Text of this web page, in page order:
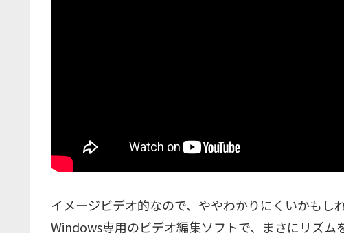
イメージビデオ的なので、ややわかりにくいかもし
Windows専用のビデオ編集ソフトで、まさにリズ